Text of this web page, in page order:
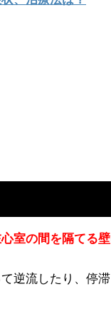
室の間を隔てる
逆流したり、停